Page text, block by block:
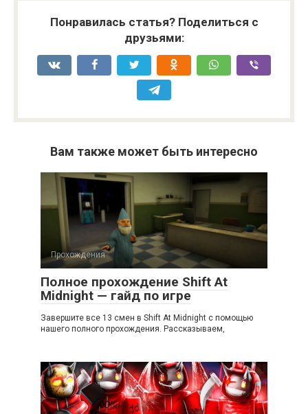
Понравилась статья? Поделиться с
друзьями:
Вам также может быть интересно
Прохождения
Полное прохождение Shift At
Midnight — гайд по игре
Завершите все 13 смен в Shift At Midnight с помощью
нашего полного прохождения. Рассказываем,